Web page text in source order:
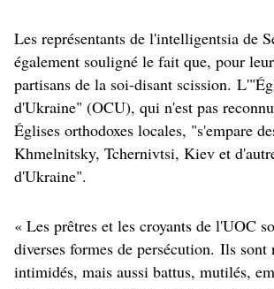
Les représentants de l'intelligentsia de
également souligné le fait que, pour
partisans de la soi-disant scission.
d'Ukraine" (OCU), qui n'est pas
Églises orthodoxes locales, "s'empare
Khmelnitsky, Tchernivtsi, Kiev et
d'Ukraine".
« Les prêtres et les croyants de l'UOC
diverses formes de persécution. Ils sont
intimidés, mais aussi battus, mutilés,